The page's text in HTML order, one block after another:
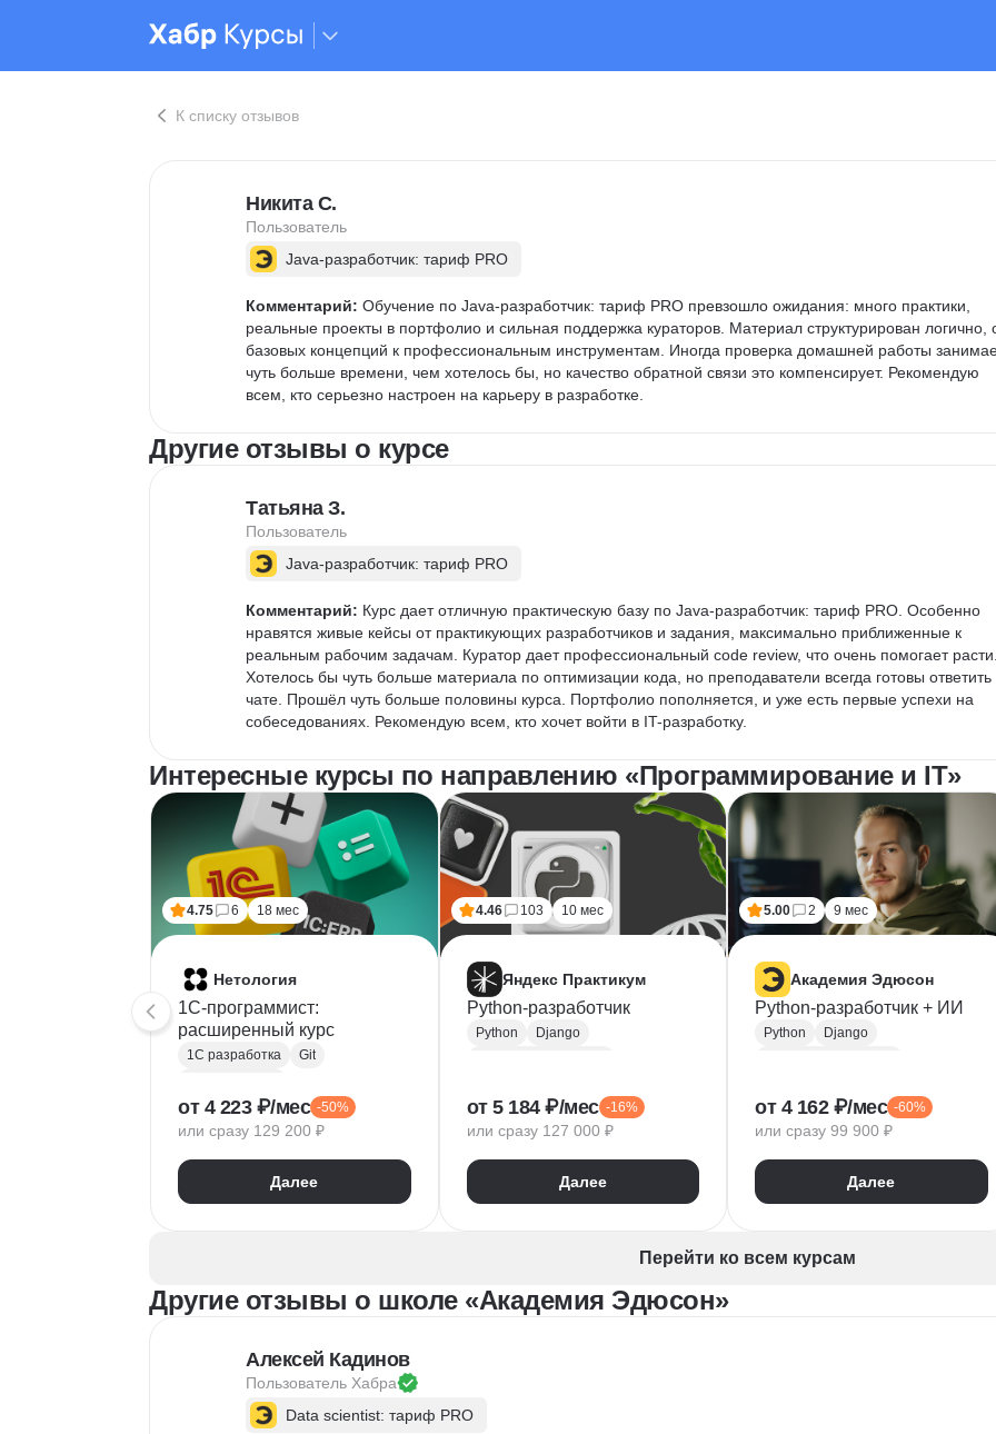
К списку отзывов
Никита С.
Пользователь
Java-разработчик: тариф PRO
Комментарий: Обучение по Java-разработчик: тариф PRO превзошло ожидания: много практики,
реальные проекты в портфолио и сильная поддержка кураторов. Материал структурирован логично,
базовых концепций к профессиональным инструментам. Иногда проверка домашней работы
чуть больше времени, чем хотелось бы, но качество обратной связи это компенсирует. Рекомендую
всем, кто серьезно настроен на карьеру в разработке.
Другие отзывы о курсе
Татьяна З.
Пользователь
Java-разработчик: тариф PRO
Комментарий: Курс дает отличную практическую базу по Java-разработчик: тариф PRO. Особенно
нравятся живые кейсы от практикующих разработчиков и задания, максимально приближенные к
реальным рабочим задачам. Куратор дает профессиональный code review, что очень помогает расти.
Хотелось бы чуть больше материала по оптимизации кода, но преподаватели всегда готовы ответить
чате. Прошёл чуть больше половины курса. Портфолио пополняется, и уже есть первые успехи на
собеседованиях. Рекомендую всем, кто хочет войти в IT-разработку.
Интересные курсы по направлению «Программирование и IT»
4.75 6 18 мес
Нетология
1C-программист:
расширенный курс
1С разработка
Git
1С:Бухгалтерия
Google Таблицы
Eclipse
1С:Предприятие
XML
1С:БСП
от 4 223 ₽/мес -50%
или сразу 129 200 ₽
Далее
4.46 103 10 мес
Яндекс Практикум
Python-разработчик
Python
Django
Docker
Flask
CI / CD
от 5 184 ₽/мес -16%
или сразу 127 000 ₽
Далее
5.00 2 9 мес
Академия Эдюсон
Python-разработчик + ИИ
Python
Django
Flask
Pytest
от 4 162 ₽/мес -60%
или сразу 99 900 ₽
Далее
Перейти ко всем курсам
Другие отзывы о школе «Академия Эдюсон»
Алексей Кадинов
Пользователь Хабра
Data scientist: тариф PRO